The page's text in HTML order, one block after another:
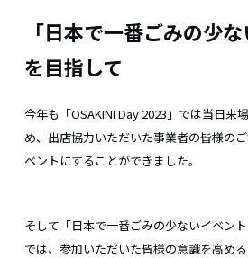
「日本で一番ごみの少な
を目指して
今年も「OSAKINI Day 2023」では当日来
め、出店協力いただいた事業者の皆様の
ベントにすることができました。
そして「日本で一番ごみの少ないイベン
では、参加いただいた皆様の意識を高め